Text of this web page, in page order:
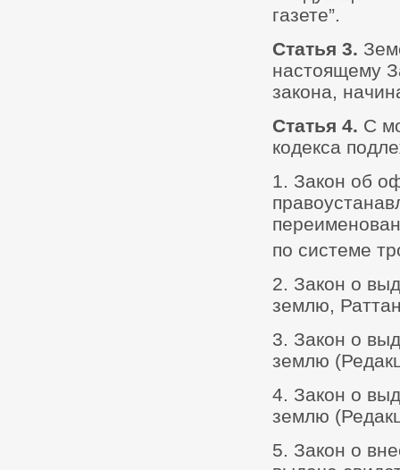
газете”.
Статья 3.
настоящему
закона,
Статья 4. С
кодекса
1. Закон об
по системе
2. Закон о
землю,
3. Закон о
землю
4. Закон о
землю
5. Закон о